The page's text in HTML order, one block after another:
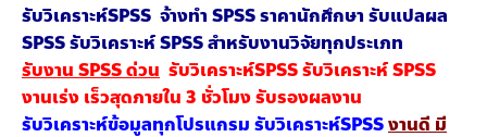
รับวิเคราะห์SPSS จ้างทำ SPSS ราคานักศึกษา รับแปลผล
SPSS รับวิเคราะห์ SPSS สำหรับงานวิจัยทุกประเภท
รับงาน SPSS ด่วน รับวิเคราะห์SPSS รับวิเคราะห์ SPSS
งานเร่ง เร็วสุดภายใน 3 ชั่วโมง รับรองผลงาน
รับวิเคราะห์ข้อมูลทุกโปรแกรม รับวิเคราะห์SPSSงานดี มี